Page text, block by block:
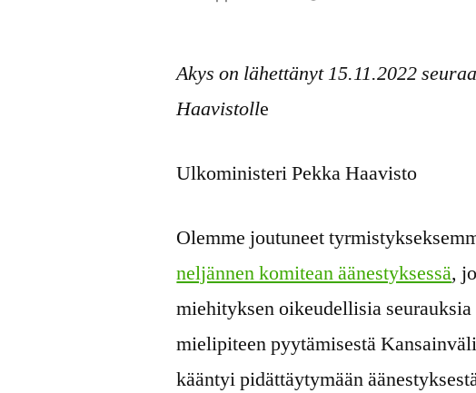
Akys on lähettänyt 15.11.2022
Haavistolle
Ulkoministeri Pekka Haavisto
Olemme joutuneet
neljännen komitean äänestyksessä,
miehityksen oikeudellisia
mielipiteen pyytämisestä
kääntyi pidättäytymään